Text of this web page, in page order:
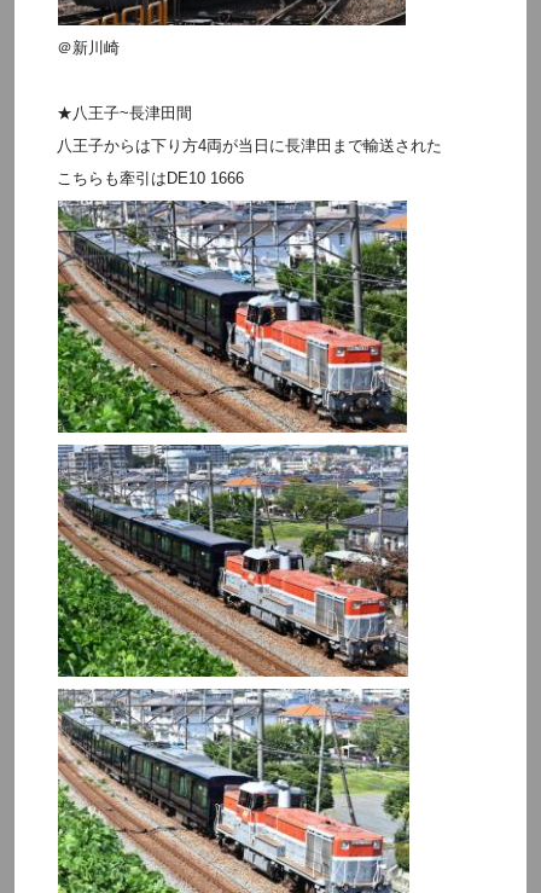
＠新川崎
★八王子~長津田間
八王子からは下り方4両が当日に長津田まで輸送された
こちらも牽引はDE10 1666